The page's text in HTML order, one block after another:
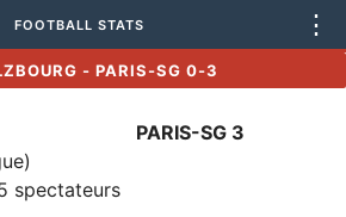
FOOTBALL STATS ⋮
- PARIS-SG 0-3
PARIS-SG 3
spectateurs